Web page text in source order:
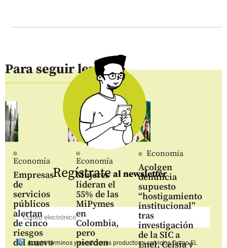
Para seguir leyendo
Economía
Empresas
de
servicios
públicos
alertan
de cinco
riesgos
del nuevo
Economía
Mujeres
lideran el
55% de las
MiPymes
en
Colombia,
pero
pierden
Economía
Acolgen
denuncia
supuesto
“hostigamiento
institucional”
tras
investigación
de la SIC a
Enel, Celsia y
Regístrate al newsletter
Aceptotérminos y condiciones productos y serviciosGrupo EL